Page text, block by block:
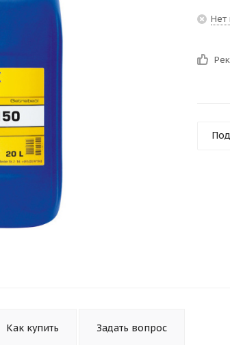
Нет
Как купить Задать вопрос